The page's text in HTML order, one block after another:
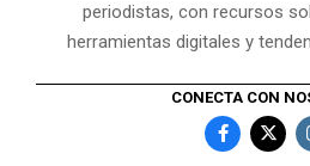
periodistas, con recursos
herramientas digitales y
CONECTA CON